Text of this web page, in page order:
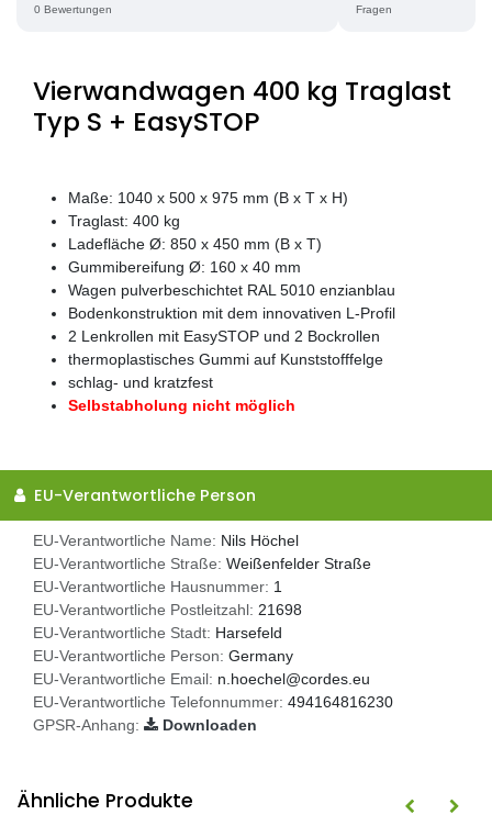
0 Bewertungen Fragen
Vierwandwagen 400 kg Traglast
Typ S + EasySTOP
Maße: 1040 x 500 x 975 mm (B x T x H)
Traglast: 400 kg
Ladefläche Ø: 850 x 450 mm (B x T)
Gummibereifung Ø: 160 x 40 mm
Wagen pulverbeschichtet RAL 5010 enzianblau
Bodenkonstruktion mit dem innovativen L-Profil
2 Lenkrollen mit EasySTOP und 2 Bockrollen
thermoplastisches Gummi auf Kunststofffelge
schlag- und kratzfest
Selbstabholung nicht möglich
EU-Verantwortliche Person
EU-Verantwortliche Name: Nils Höchel
EU-Verantwortliche Straße: Weißenfelder Straße
EU-Verantwortliche Hausnummer: 1
EU-Verantwortliche Postleitzahl: 21698
EU-Verantwortliche Stadt: Harsefeld
EU-Verantwortliche Person: Germany
EU-Verantwortliche Email: n.hoechel@cordes.eu
EU-Verantwortliche Telefonnummer: 494164816230
GPSR-Anhang:
Downloaden
Ähnliche Produkte